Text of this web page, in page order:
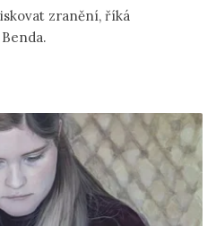
zranění, říká